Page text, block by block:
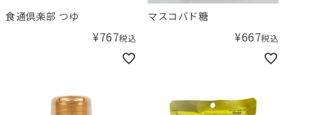
食通倶楽部 つゆ
¥767税込
マスコバド糖
¥667税込